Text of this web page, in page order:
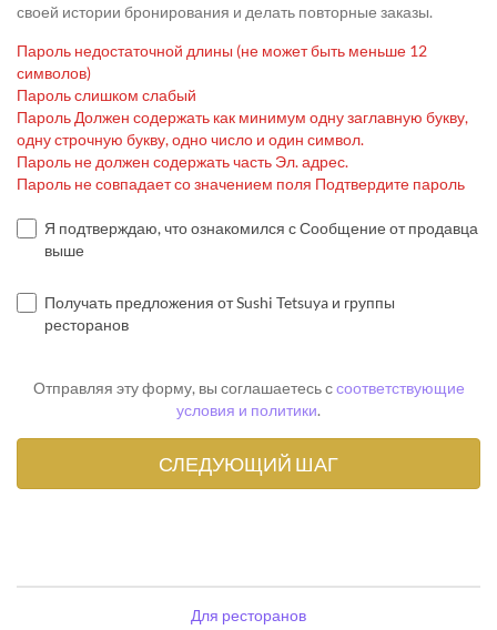
своей истории бронирования и делать повторные заказы.
Пароль недостаточной длины (не может быть меньше 12
символов)
Пароль слишком слабый
Пароль Должен содержать как минимум одну заглавную букву,
одну строчную букву, одно число и один символ.
Пароль не должен содержать часть Эл. адрес.
Пароль не совпадает со значением поля Подтвердите пароль
Я подтверждаю, что ознакомился с Сообщение от продавца
выше
Получать предложения от Sushi Tetsuya и группы
ресторанов
Отправляя эту форму, вы соглашаетесь ссоответствующие
условия и политики.
Для ресторанов